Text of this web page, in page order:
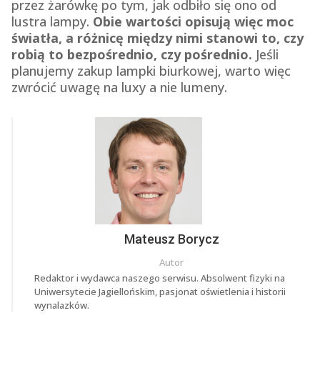
przez żarówkę po tym, jak odbiło się ono od
lustra lampy. Obie wartości opisują więc moc
światła, a różnicę między nimi stanowi to, czy
robią to bezpośrednio, czy pośrednio. Jeśli
planujemy zakup lampki biurkowej, warto więc
zwrócić uwagę na luxy a nie lumeny.
Mateusz Borycz
Autor
Redaktor i wydawca naszego serwisu. Absolwent fizyki na
Uniwersytecie Jagiellońskim, pasjonat oświetlenia i historii
wynalazków.